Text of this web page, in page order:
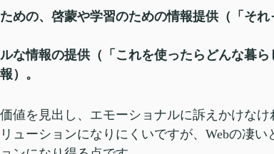
めの、啓蒙や学習のための情報提供（「それ
な情報の提供（「これを使ったらどんな暮
）。
値を見出し、エモーショナルに訴えかけな
ューションになりにくいですが、Webの凄